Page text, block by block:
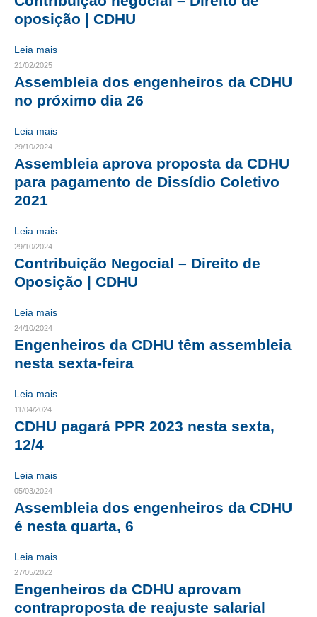
CONTRIBUIÇÕES
CONTRIBUIÇÃO ASSOCIATIVA OU ANUIDADE DE SÓCIO
CONTRIBUIÇÃO SINDICAL URBANA
FGTS EXPURGOS
FGTS CORREÇÃO
LEI 5.194/1966 – REGULAMENTAÇÃO DA PROFISSÃO
RES 1.002/2002 – CÓDIGO DE ÉTICA
HOMOLOGAÇÕES
FIQUE POR DENTRO
OPORTUNIDADES
APRESENTAÇÃO
EMPREGO E ESTÁGIO
CARREIRA
AUTÔNOMOS E SERVIÇOS
NEWSLETTER
oposição | CDHU
Leia mais
21/02/2025
Assembleia dos engenheiros da CDHU
no próximo dia 26
Leia mais
29/10/2024
Assembleia aprova proposta da CDHU
para pagamento de Dissídio Coletivo
2021
Leia mais
29/10/2024
Contribuição Negocial – Direito de
Oposição | CDHU
Leia mais
24/10/2024
Engenheiros da CDHU têm assembleia
nesta sexta-feira
Leia mais
11/04/2024
CDHU pagará PPR 2023 nesta sexta,
12/4
Leia mais
05/03/2024
Assembleia dos engenheiros da CDHU
é nesta quarta, 6
Leia mais
27/05/2022
Engenheiros da CDHU aprovam
contraproposta de reajuste salarial